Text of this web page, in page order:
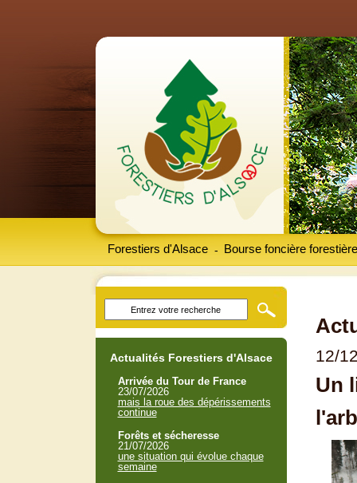
Forestiers d'Alsace Bourse foncière forestière
-
12/
Un
Actualités Forestiers d'Alsace
Arrivée du Tour de France
23/07/2026
mais la roue des dépérissements
continue
Forêts et sécheresse
21/07/2026
une situation qui évolue chaque
semaine